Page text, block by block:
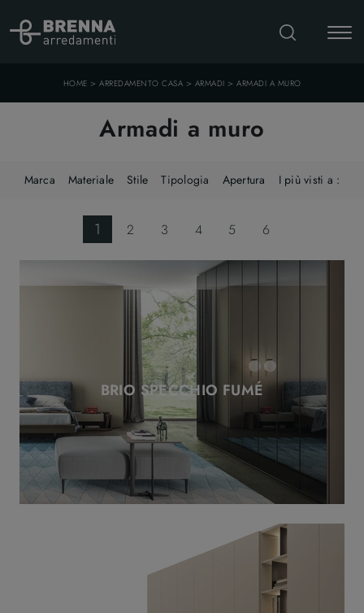
HOME > ARREDAMENTO CASA > ARMADI > ARMADI A MURO
Armadi a muro
Marca Materiale Stile Tipologia Apertura I più visti a :
1 2 3 4 5 6
BRIO SPECCHIO FUMÉ